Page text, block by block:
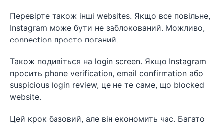
Перевірте також інші websites. Якщо все повільне,
Instagram може бути не заблокований. Можливо,
connection просто поганий.
Також подивіться на login screen. Якщо Instagram
просить phone verification, email confirmation або
suspicious login review, це не те саме, що blocked
website.
Цей крок базовий, але він економить час. Багато